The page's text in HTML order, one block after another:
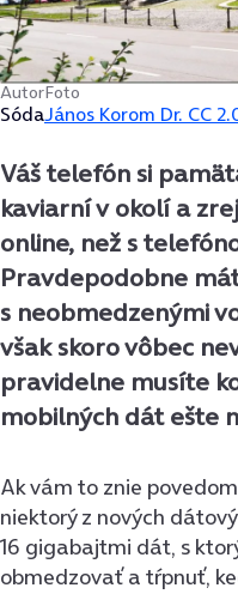
Autor
Sóda
Foto
János Korom Dr. CC
Váš telefón si
kaviarní v okolí a
online, než s
Pravdepodobne
s neobmedzenými
však skoro vôbec
pravidelne musíte
mobilných dát ešte
Ak vám to znie
niektorý z nových
16 gigabajtmi dát, s
obmedzovať a tŕpnuť,